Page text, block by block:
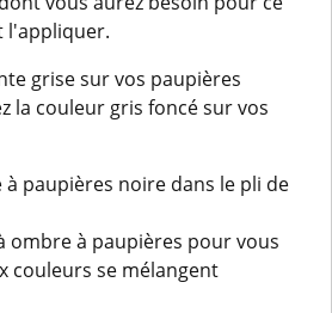
l'appliquer.
grise sur vos paupières
la couleur gris foncé sur vos
à paupières noire dans le pli de
ombre à paupières pour vous
couleurs se mélangent